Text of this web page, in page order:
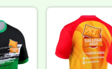
Nail Designer